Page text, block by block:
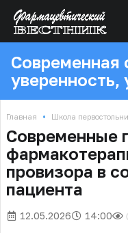
Современная
уверенность,
Главная • Школа
Современные
провизора в
пациента
12.05.2026 14:00